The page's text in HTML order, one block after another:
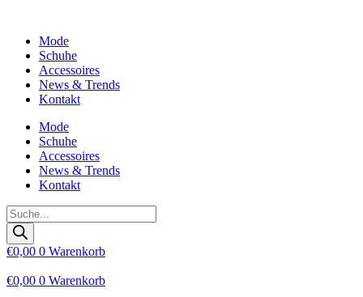
wechselnMode
Schuhe
Accessoires
News & Trends
Kontakt
Mode
Schuhe
Accessoires
News & Trends
Kontakt
Products
search
€0,00 0 Warenkorb
€0,00 0 Warenkorb